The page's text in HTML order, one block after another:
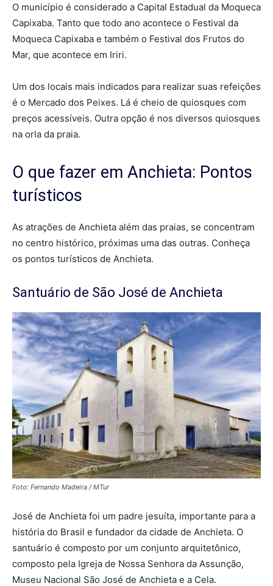
O município é considerado a Capital Estadual da Moqueca
Capixaba. Tanto que todo ano acontece o Festival da
Moqueca Capixaba e também o Festival dos Frutos do
Mar, que acontece em Iriri.
Um dos locais mais indicados para realizar suas refeições
é o Mercado dos Peixes. Lá é cheio de quiosques com
preços acessíveis. Outra opção é nos diversos quiosques
na orla da praia.
O que fazer em Anchieta: Pontos
turísticos
As atrações de Anchieta além das praias, se concentram
no centro histórico, próximas uma das outras. Conheça
os pontos turísticos de Anchieta.
Santuário de São José de Anchieta
Foto: Fernando Madeira / MTur
José de Anchieta foi um padre jesuíta, importante para a
história do Brasil e fundador da cidade de Anchieta. O
santuário é composto por um conjunto arquitetônico,
composto pela Igreja de Nossa Senhora da Assunção,
Museu Nacional São José de Anchieta e a Cela.